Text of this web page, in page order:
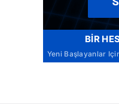
BIR
Yeni Başlayanlar